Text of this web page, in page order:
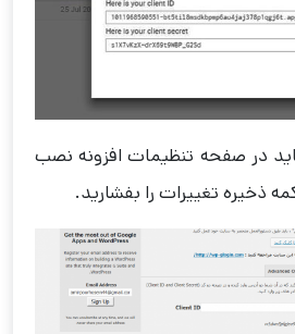
در صفحه تنظیمات افزونه نصب
ذخیره تغییرات را بفشارید.